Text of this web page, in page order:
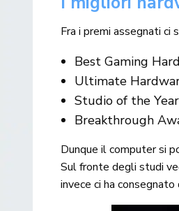
Fra i premi assegnati
Best Gaming
Ultimate
Studio of the
Breakthrough
Dunque il computer si
Sul fronte degli studi
invece ci ha